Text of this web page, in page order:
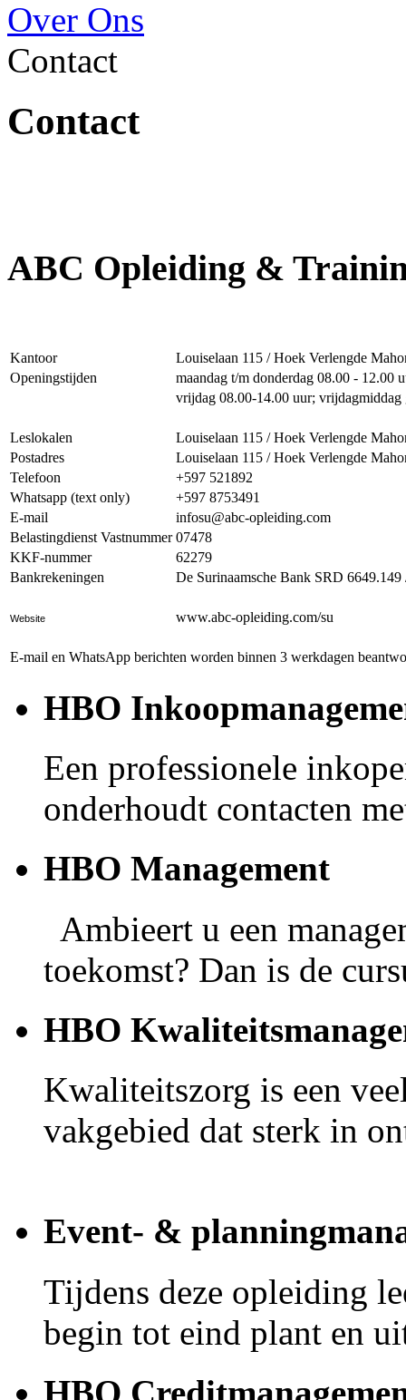
Over Ons
Contact
Contact
ABC Opleiding &
Kantoor
Louiselaan 115 / Hoek Verlengde
Openingstijden
maandag t/m donderdag 08.00 - 12.00
vrijdag 08.00-14.00 uur; vrijdagmiddag
Leslokalen
Louiselaan 115 / Hoek Verlengde
Postadres
Louiselaan 115 / Hoek Verlengde
Telefoon
+597 521892
Whatsapp (text only)
+597 8753491
E-mail
infosu@abc-opleiding.com
Belastingdienst Vastnummer 07478
KKF-nummer
62279
Bankrekeningen
De Surinaamsche Bank SRD
Website www.abc-opleiding.com/su
E-mail en WhatsApp berichten worden binnen 3 werkdagen
HBO
Een professionele
onderhoudt contacten
HBO Management
Ambieert u een
toekomst? Dan is de
HBO
Kwaliteitszorg is een
vakgebied dat sterk in
Event- &
Tijdens deze opleiding
begin tot eind plant en